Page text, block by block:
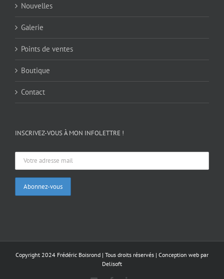
Nouvelles
Galerie
Points de ventes
Boutique
Contact
INSCRIVEZ-VOUS À MON INFOLETTRE !
Copyright 2024 Frédéric Boisrond | Tous droits réservés | Conception web par
Delisoft